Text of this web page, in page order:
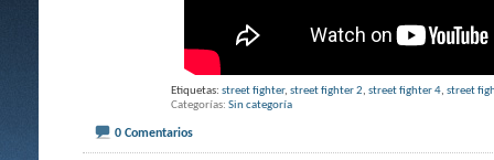
Etiquetas: street fighter, street fighter 2, street fighter 4, street
Categorías Sin categoría
0 Comentarios